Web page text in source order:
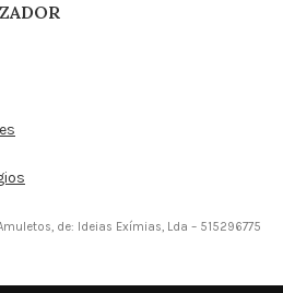
de: Ideias Exímias, Lda – 515296775